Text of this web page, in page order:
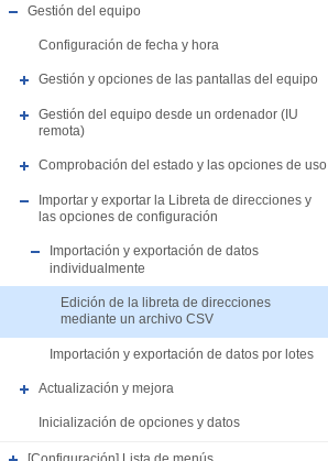
Gestión del equipo
Configuración de fecha y hora
Gestión y opciones de las pantallas del equipo
Gestión del equipo desde un ordenador (IU
remota)
Comprobación del estado y las opciones de uso
Importar y exportar la Libreta de direcciones y
las opciones de configuración
Importación y exportación de datos
individualmente
Edición de la libreta de direcciones
mediante un archivo CSV
Importación y exportación de datos por lotes
Actualización y mejora
Inicialización de opciones y datos